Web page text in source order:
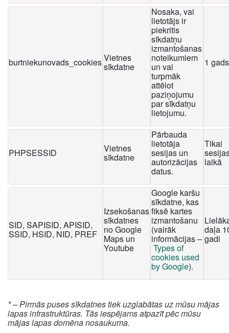
burtniekunovads_cookiesVietnes
sīkdatne
Nosaka, vai
lietotājs ir
piekritis
sīkdatņu
izmantošanas
noteikumiem
un vai
turpmāk
attēlot
paziņojumu
par sīkdatņu
lietojumu.
1 gads
PHPSESSID Vietnes
sīkdatne
Pārbauda
lietotāja
sesijas un
autorizācijas
datus.
Tikai
laikā
SID, SAPISID, APISID,
SSID, HSID, NID, PREF
Izsekošanas
sīkdatnes
no Google
Maps un
Youtube
Google karšu
sīkdatne, kas
fiksē kartes
izmantošanu
(vairāk
informācijas –
Types of
cookies used
by Google).
daļa
gadi
* – Pirmās puses sīkdatnes tiek uzglabātas uz mūsu mājas
lapas infrastruktūras. Tās iespējams atpazīt pēc mūsu
mājas lapas domēna nosaukuma.